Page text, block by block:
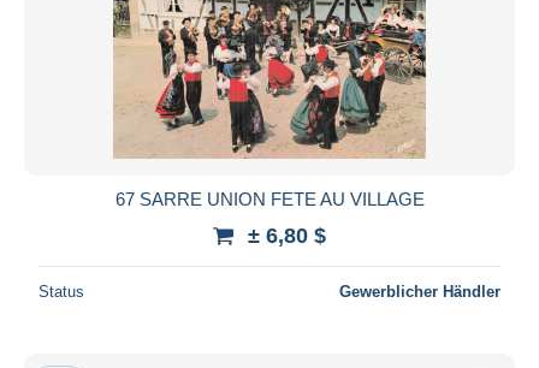
67 SARRE UNION FETE AU VILLAGE
± 6,80 $
Status Gewerblicher Händler